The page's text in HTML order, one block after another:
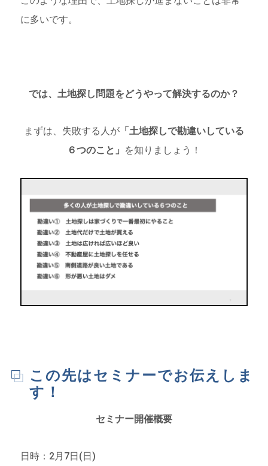
に多いです。
では、土地探し問題をどうやって解決するのか？
まずは、失敗する人が「土地探しで勘違いしている
６つのこと」 を知りましょう！
この先はセミナーでお伝えしま
す！
セミナー開催概要
日時：2月7日(日)